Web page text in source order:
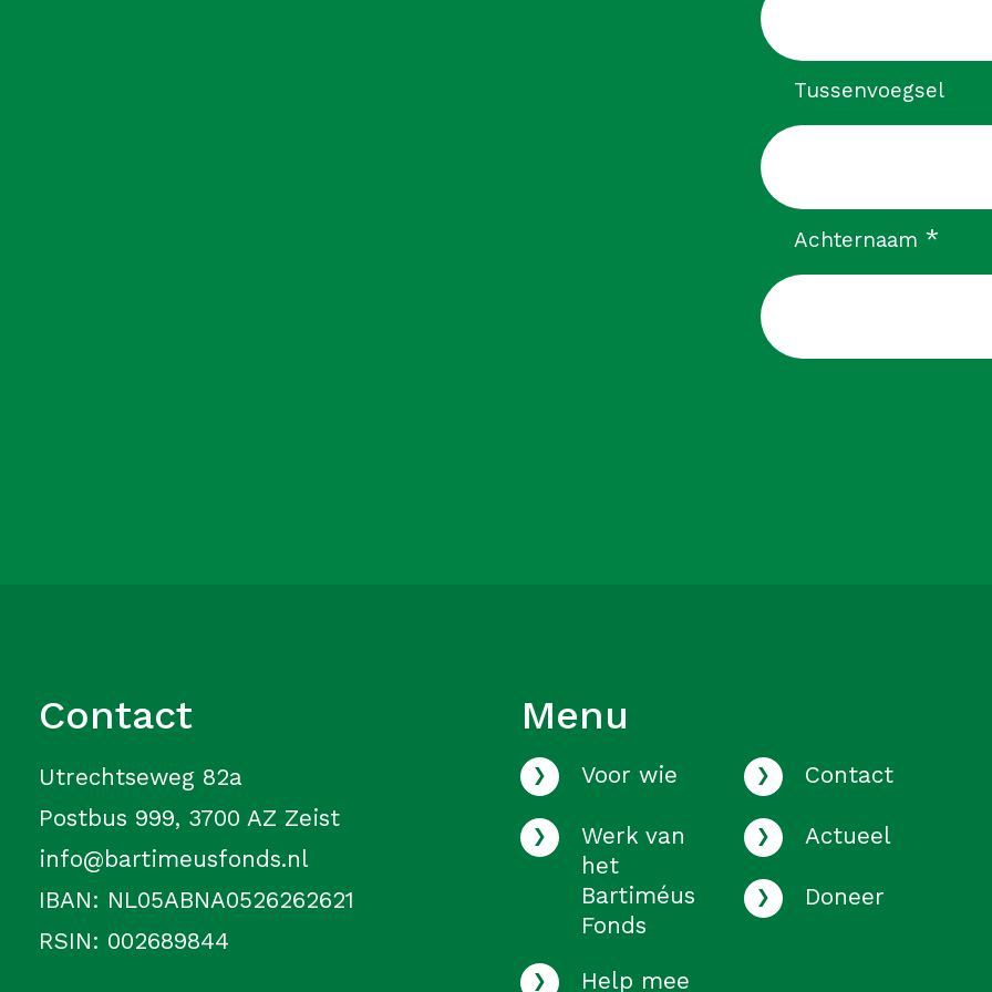
Tussenvoegsel
Achternaam *
Contact
Utrechtseweg 82a
Postbus 999, 3700 AZ Zeist
info@bartimeusfonds.nl
IBAN: NL05ABNA0526262621
RSIN: 002689844
Menu
› Voor wie
›
Werk van
het
Bartiméus
Fonds
› Help mee
› Contact
› Actueel
› Doneer